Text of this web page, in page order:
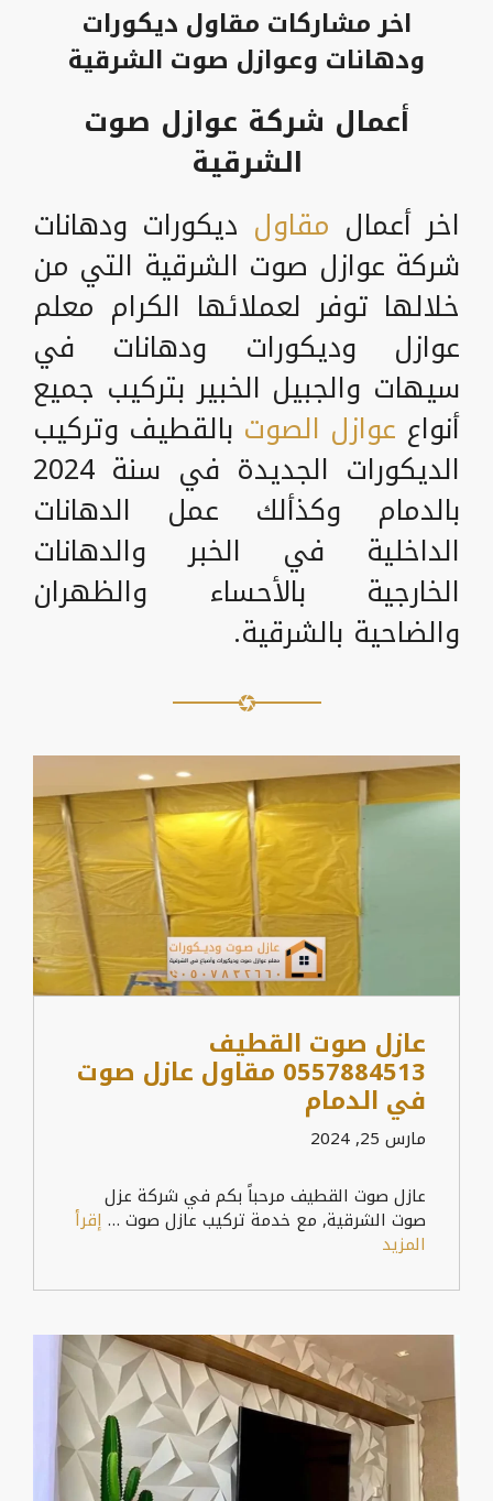
اخر مشاركات مقاول ديكورات
ودهانات وعوازل صوت الشرقية
أعمال شركة عوازل صوت
الشرقية
اخر أعمال مقاول ديكورات ودهانات
شركة عوازل صوت الشرقية التي من
خلالها توفر لعملائها الكرام معلم
عوازل وديكورات ودهانات في
سيهات والجبيل الخبير بتركيب جميع
أنواع عوازل الصوت بالقطيف وتركيب
الديكورات الجديدة في سنة 2024
بالدمام وكذألك عمل الدهانات
الداخلية في الخبر والدهانات
الخارجية بالأحساء والظهران
والضاحية بالشرقية.
عازل صوت القطيف
0557884513 مقاول عازل صوت
في الدمام
مارس 25, 2024
عازل صوت القطيف مرحباً بكم في شركة عزل
صوت الشرقية, مع خدمة تركيب عازل صوت … إقرأ
المزيد